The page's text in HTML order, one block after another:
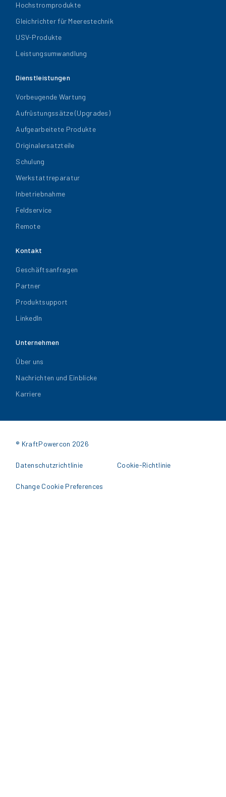
Hochstromprodukte
Gleichrichter für Meerestechnik
USV-Produkte
Leistungsumwandlung
Dienstleistungen
Vorbeugende Wartung
Aufrüstungssätze (Upgrades)
Aufgearbeitete Produkte
Originalersatzteile
Schulung
Werkstattreparatur
Inbetriebnahme
Feldservice
Remote
Kontakt
Geschäftsanfragen
Partner
Produktsupport
LinkedIn
Unternehmen
Über uns
Nachrichten und Einblicke
Karriere
® KraftPowercon 2026
Datenschutzrichtlinie Cookie-Richtlinie
Change Cookie Preferences